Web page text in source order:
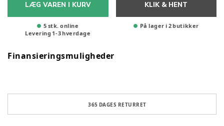
LÆG VAREN I KURV
5 stk. online
Levering 1-3hverdage
KLIK & HENT
På lager i 2 butikker
Finansieringsmuligheder
365 DAGES RETURRET